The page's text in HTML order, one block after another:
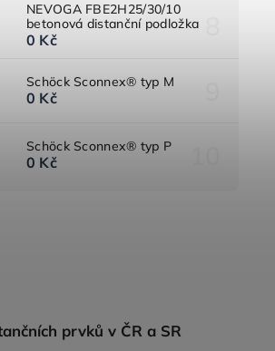
NEVOGA FBE2H25/30/10
betonová distanční podložka
0 Kč
Schöck Sconnex® typ M
0 Kč
Schöck Sconnex® typ P
0 Kč
prvků v ČR a SR